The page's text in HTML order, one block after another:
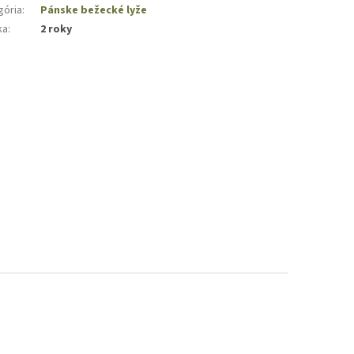
:
Pánske bežecké lyže
: 2 roky